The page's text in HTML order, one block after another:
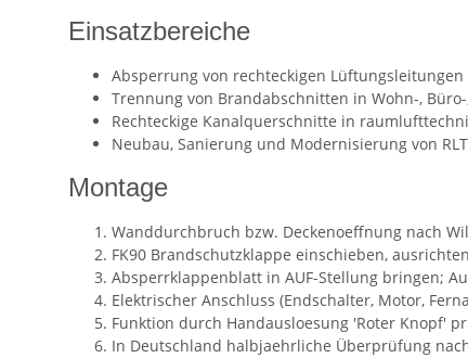
Einsatzbereiche
Absperrung von rechteckigen
Trennung von Brandabschnitten in Wohn-,
Rechteckige Kanalquerschnitte in
Neubau, Sanierung und Modernisierung von
Montage
Wanddurchbruch bzw. Deckenoeffnung nach
FK90 Brandschutzklappe einschieben,
Absperrklappenblatt in AUF-Stellung bringen;
Elektrischer Anschluss (Endschalter, Motor,
Funktion durch Handausloesung 'Roter Knopf'
In Deutschland halbjaehrliche Überprüfung